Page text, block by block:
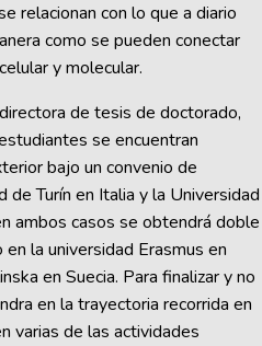
relacionan con lo que a diario
como se pueden conectar
y molecular.
de tesis de doctorado,
se encuentran
bajo un convenio de
de Turín en Italia y la Universidad
ambos casos se obtendrá doble
la universidad Erasmus en
en Suecia. Para finalizar y no
en la trayectoria recorrida en
varias de las actividades